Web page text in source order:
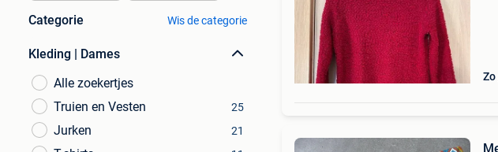
Categorie Wis de categorie
Kleding | Dames
Alle zoekertjes
Truien en Vesten
25
Jurken 21